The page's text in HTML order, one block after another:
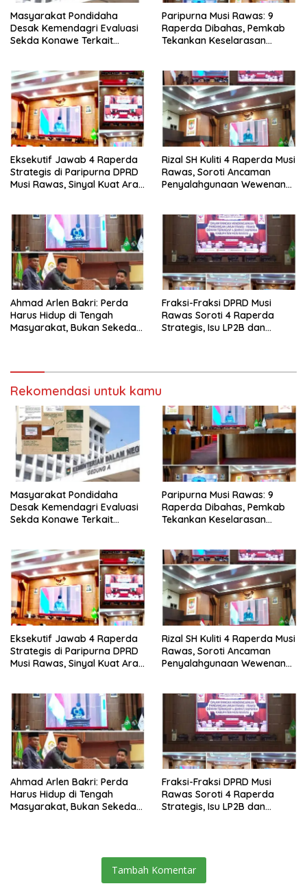
Masyarakat Pondidaha
Desak Kemendagri Evaluasi
Sekda Konawe Terkait
Paripurna Musi Rawas: 9
Raperda Dibahas, Pemkab
Tekankan Keselarasan
Eksekutif Jawab 4 Raperda
Strategis di Paripurna DPRD
Musi Rawas, Sinyal Kuat Arah
Rizal SH Kuliti 4 Raperda Musi
Rawas, Soroti Ancaman
Penyalahgunaan Wewenang
Ahmad Arlen Bakri: Perda
Harus Hidup di Tengah
Masyarakat, Bukan Sekedar
Fraksi-Fraksi DPRD Musi
Rawas Soroti 4 Raperda
Strategis, Isu LP2B dan
Rekomendasi untuk kamu
Masyarakat Pondidaha
Desak Kemendagri Evaluasi
Sekda Konawe Terkait
Paripurna Musi Rawas: 9
Raperda Dibahas, Pemkab
Tekankan Keselarasan
Eksekutif Jawab 4 Raperda
Strategis di Paripurna DPRD
Musi Rawas, Sinyal Kuat Arah
Rizal SH Kuliti 4 Raperda Musi
Rawas, Soroti Ancaman
Penyalahgunaan Wewenang
Ahmad Arlen Bakri: Perda
Harus Hidup di Tengah
Masyarakat, Bukan Sekedar
Fraksi-Fraksi DPRD Musi
Rawas Soroti 4 Raperda
Strategis, Isu LP2B dan
Tambah Komentar